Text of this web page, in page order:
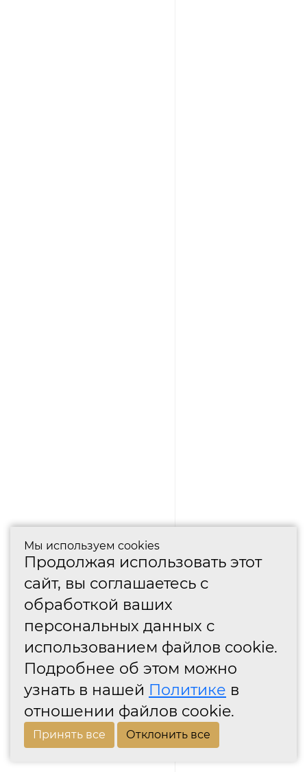
Мы используем cookies
Продолжая использовать этот
сайт, вы соглашаетесь с
обработкой ваших
персональных данных с
использованием файлов cookie.
Подробнее об этом можно
узнать в нашей Политике в
отношении файлов cookie.
Принять все Отклонить все